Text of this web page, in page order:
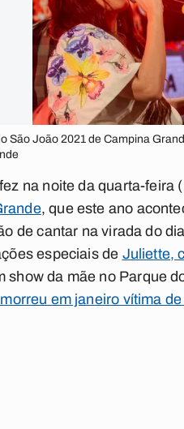
São João 2021 de Campina
na noite da quarta-
, que este ano
de cantar na virada do
especiais de Juliette,
show da mãe no Parque
em janeiro vítima